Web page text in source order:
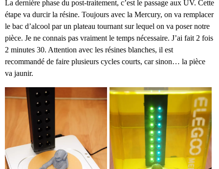
La dernière phase du post-traitement, c’est le passage aux UV. Cette
étape va durcir la résine. Toujours avec la Mercury, on va remplacer
le bac d’alcool par un plateau tournant sur lequel on va poser notre
pièce. Je ne connais pas vraiment le temps nécessaire. J’ai fait 2 fois
2 minutes 30. Attention avec les résines blanches, il est
recommandé de faire plusieurs cycles courts, car sinon… la pièce
va jaunir.